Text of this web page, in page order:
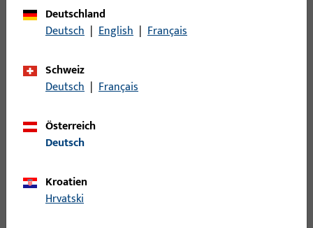
Bruttogewicht
Verpackungseinheit
Mindestbestelleinheit
Bitte melden Sie sich mit Ihren Kundendaten an um eine
Deutschland
Deutsch | English | Français
Schweiz
Deutsch | Français
Österreich
Deutsch
Kroatien
Hrvatski